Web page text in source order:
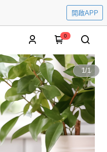
開啟APP
0
1/1